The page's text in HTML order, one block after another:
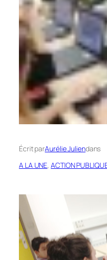
Écrit parAurélie Juliendans
A LA UNE, ACTION